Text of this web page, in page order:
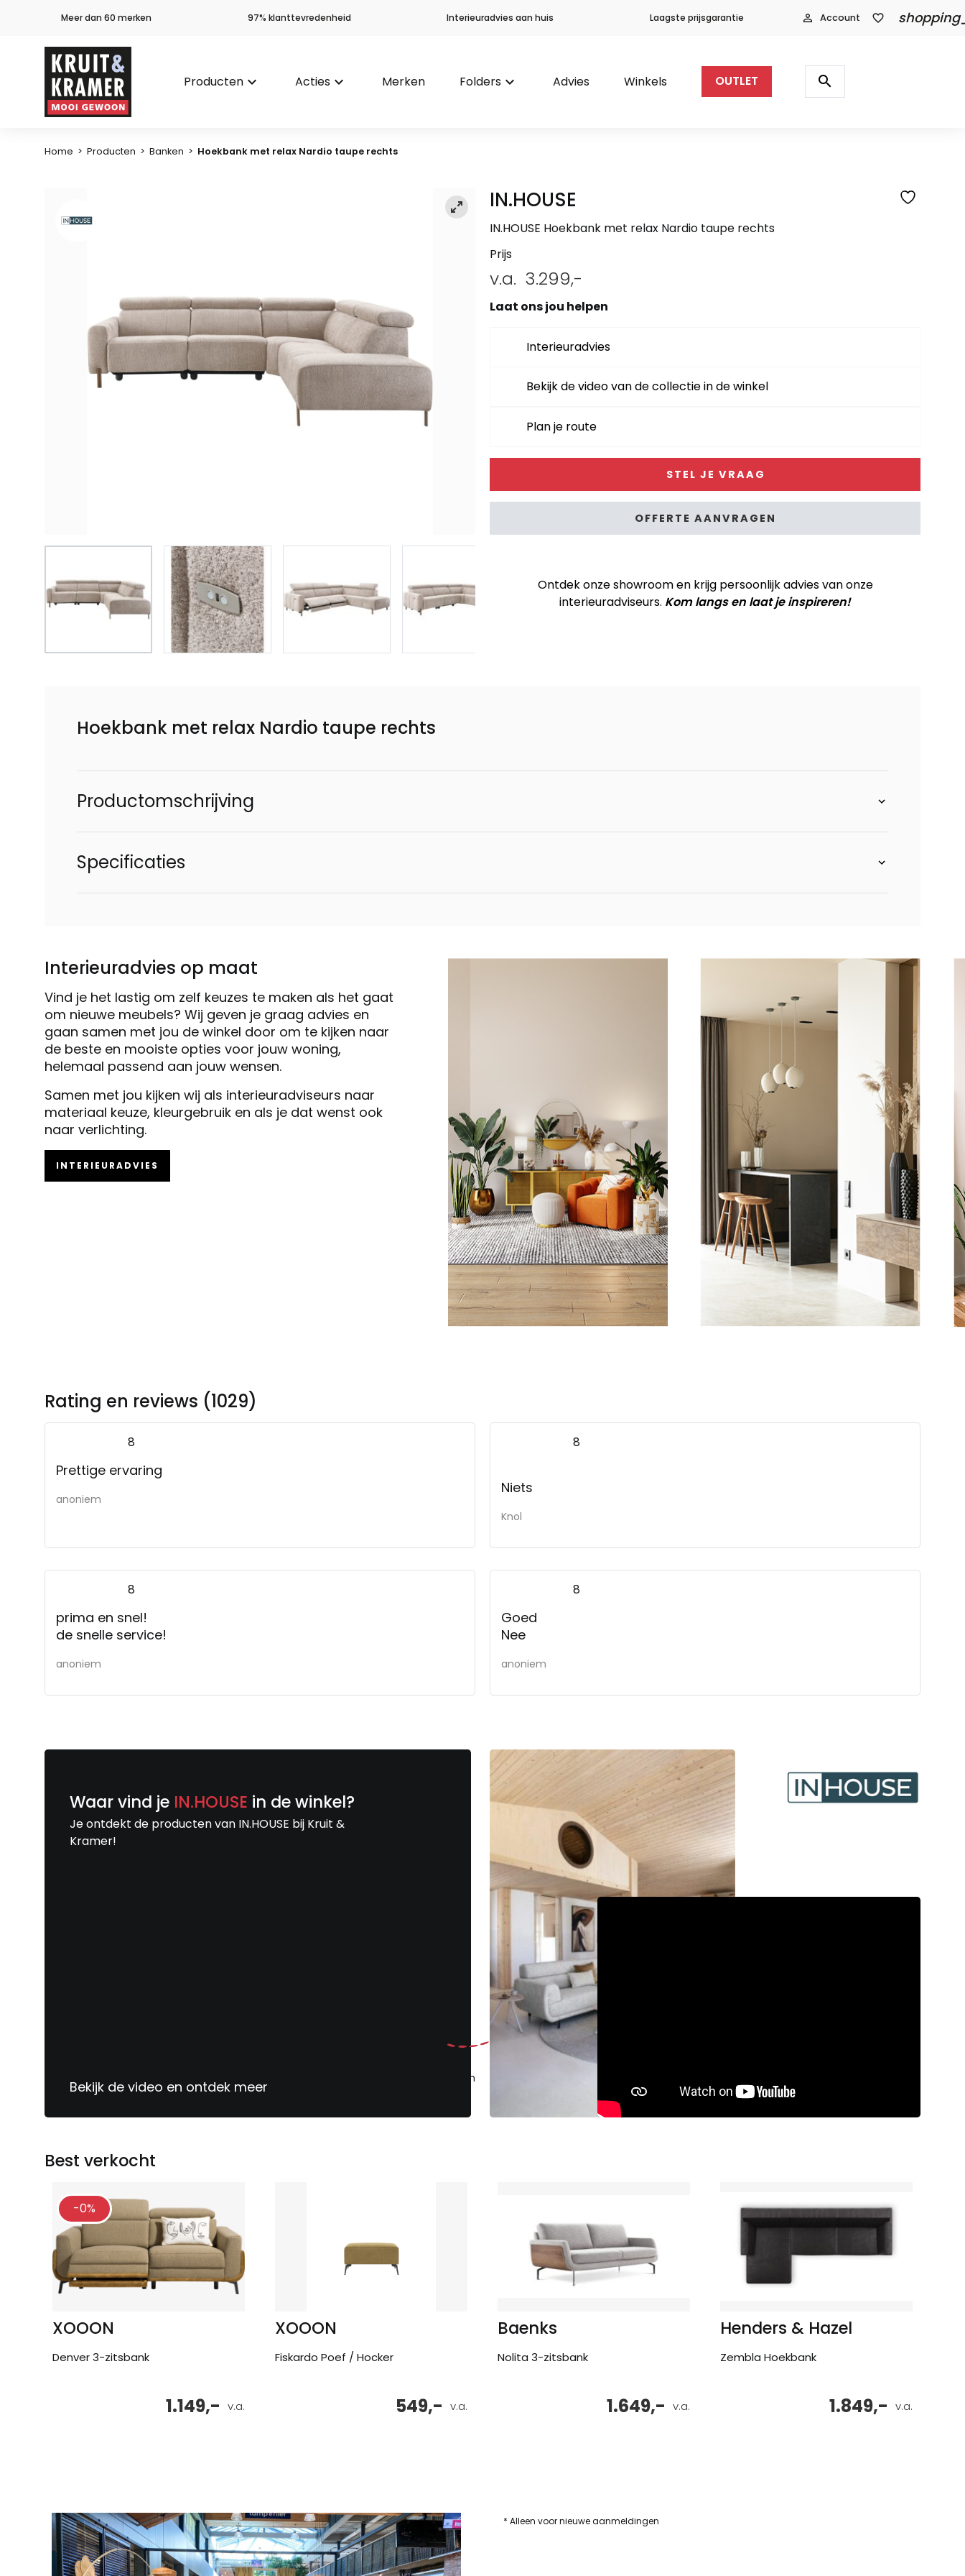
Meer dan 60 merken 97% klanttevredenheid Interieuradvies aan huis Laagste prijsgarantie person_outline Account favorite_border
Producten keyboard_arrow_down Acties keyboard_arrow_down Merken Folders keyboard_arrow_down Advies Winkels OUTLET
Producten
zoeken
search
Home > Producten > Banken > Hoekbank met relax Nardio taupe rechts
IN.HOUSE
IN.HOUSE Hoekbank met relax Nardio taupe rechts
Prijs
v.a. 3.299,-
Laat ons jou helpen
Interieuradvies
Bekijk de video van de collectie in de winkel
Plan je route
STEL JE VRAAG
OFFERTE AANVRAGEN
Ontdek onze showroom en krijg persoonlijk advies van onze
interieuradviseurs. Kom langs en laat je inspireren!
Hoekbank met relax Nardio taupe rechts
Productomschrijving
Specificaties
Interieuradvies op maat
Vind je het lastig om zelf keuzes te maken als het gaat
om nieuwe meubels? Wij geven je graag advies en
gaan samen met jou de winkel door om te kijken naar
de beste en mooiste opties voor jouw woning,
helemaal passend aan jouw wensen.
Samen met jou kijken wij als interieuradviseurs naar
materiaal keuze, kleurgebruik en als je dat wenst ook
naar verlichting.
INTERIEURADVIES
Rating en reviews (1029)
8
Prettige ervaring
anoniem
8
Niets
Knol
8
prima en snel!
de snelle service!
anoniem
8
Goed
Nee
anoniem
Waar vind je IN.HOUSE in de winkel?
Je ontdekt de producten van IN.HOUSE bij Kruit &
Kramer!
Bekijk de video en ontdek meer
ruilen binnen 30 dagen
Best verkocht
-0%
XOOON
Denver 3-zitsbank
v.a.
1.149,-
XOOON
Fiskardo Poef / Hocker
v.a.
549,-
Baenks
Nolita 3-zitsbank
v.a.
1.649,-
Henders & Hazel
Zembla Hoekbank
v.a.
1.849,-
* Alleen voor nieuwe aanmeldingen